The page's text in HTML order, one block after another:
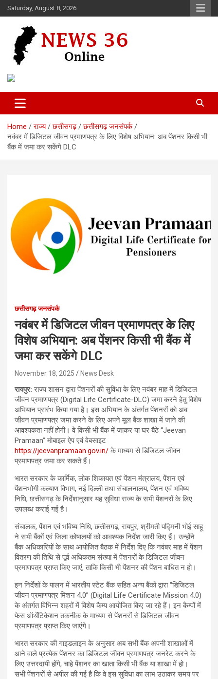
Skip
to
Saturday, August 8, 2026
News 36
Home राज्य छत्तीसगढ़
छत्तीसगढ़ जनसंपर्क
नवंबर में डिजिटल जीवन प्रमाणपत्र के लिए विशेष अभियान: अब पेंशनर किसी भी
बैंक में जमा कर सकेंगे DLC
छत्तीसगढ़ जनसंपर्क
नवंबर में डिजिटल जीवन प्रमाणपत्र के लिए
विशेष अभियान: अब पेंशनर किसी भी बैंक में
जमा कर सकेंगे DLC
November 18, 2025 News Desk
रायपुर:राज्य शासन द्वारा पेंशनरों की सुविधा के लिए नवंबर माह में डिजिटल
जीवन प्रमाणपत्र (Digital Life Certificate-DLC) जमा करने हेतु विशेष
अभियान प्रारंभ किया गया है। इस अभियान के अंतर्गत पेंशनरों को अब
जीवन प्रमाणपत्र जमा करने के लिए अपने मूल बैंक शाखा में जाने की
आवश्यकता नहीं होगी। वे किसी भी बैंक में जाकर या घर बैठे “Jeevan
Pramaan” मोबाइल ऐप एवं वेबसाइट
https://jeevanpramaan.gov.in/के माध्यम से डिजिटल जीवन
प्रमाणपत्र जमा कर सकते हैं।
भारत सरकार के कार्मिक, लोक शिकायत एवं पेंशन मंत्रालय, पेंशन एवं
पेंशनभोगी कल्याण विभाग, नई दिल्ली तथा संचालनालय, पेंशन एवं भविष्य
निधि, छत्तीसगढ़ के निर्देशानुसार यह सुविधा राज्य के सभी पेंशनरों के लिए
उपलब्ध कराई गई है।
संचालक, पेंशन एवं भविष्य निधि, छत्तीसगढ़, रायपुर, श्रीमती पद्मिनी भोई साहू
ने सभी बैंकों एवं जिला कोषालयों को आवश्यक निर्देश जारी किए हैं। उन्होंने
बैंक अधिकारियों के साथ आयोजित बैठक में निर्देश दिए कि नवंबर माह में पेंशन
वितरण की तिथि से पूर्व अधिकतम संख्या में पेंशनरों के डिजिटल जीवन
प्रमाणपत्र प्राप्त किए जाएं, ताकि किसी भी पेंशनर की पेंशन बाधित न हो।
इन निर्देशों के पालन में भारतीय स्टेट बैंक सहित अन्य बैंकों द्वारा “डिजिटल
जीवन प्रमाणपत्र मिशन 4.0” (Digital Life Certificate Mission 4.0)
के अंतर्गत विभिन्न शहरों में विशेष कैम्प आयोजित किए जा रहे हैं। इन कैम्पों में
फेस ऑथेंटिकेशन तकनीक के माध्यम से पेंशनरों से डिजिटल जीवन
प्रमाणपत्र प्राप्त किए जाएंगे।
भारत सरकार की गाइडलाइन के अनुसार अब सभी बैंक अपनी शाखाओं में
आने वाले प्रत्येक पेंशनर का डिजिटल जीवन प्रमाणपत्र जनरेट करने के
लिए उत्तरदायी होंगे, चाहे पेंशनर का खाता किसी भी बैंक या शाखा में हो।
सभी पेंशनरों से अपील की गई है कि वे इस सुविधा का लाभ उठाकर समय पर